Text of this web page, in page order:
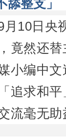
整支」
10日央
竟然还
小编中
追求和
流毫无助